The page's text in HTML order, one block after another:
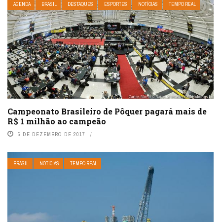
AGENDA BRASIL DESTAQUES ESPORTES NOTÍCIAS TEMPO REAL
Campeonato Brasileiro de Pôquer pagará mais de
R$ 1 milhão ao campeão
5 DE DEZEMBRO DE 2017
BRASIL NOTÍCIAS TEMPO REAL